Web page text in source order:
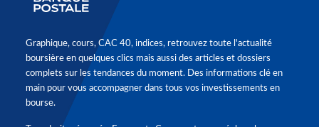
Graphique, cours, CAC 40, indices, retrouvez toute l'actualité
boursière en quelques clics mais aussi des articles et dossiers
complets sur les tendances du moment. Des informations clé en
main pour vous accompagner dans tous vos investissements en
bourse.